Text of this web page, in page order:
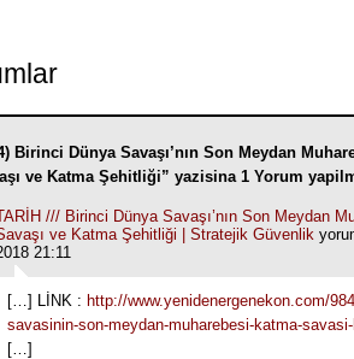
Birinci Dünya Savaşı’nın Son Meydan
ve Katma Şehitliği” yazisina 1 Yorum
/// Birinci Dünya Savaşı’nın Son Meydan
ve Katma Şehitliği | Stratejik Güvenlik
21:11
[…] LİNK : http://www.yenidenergenekon.com/
savasinin-son-meydan-muharebesi-katma-
[…]